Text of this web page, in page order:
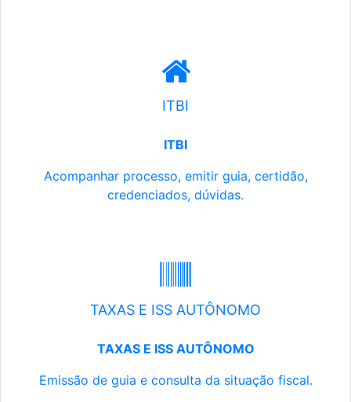
ITBI
ITBI
Acompanhar processo, emitir guia, certidão,
credenciados, dúvidas.
TAXAS E ISS AUTÔNOMO
TAXAS E ISS AUTÔNOMO
Emissão de guia e consulta da situação fiscal.